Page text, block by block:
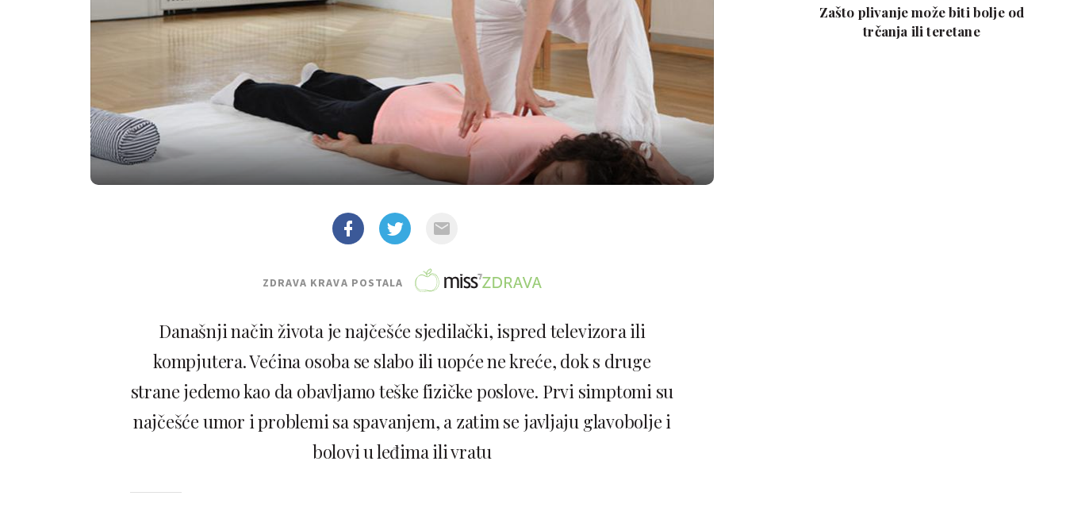
ZDRAVA KRAVA POSTALA
Današnji način života je najčešće sjedilački, ispred televizora ili
kompjutera. Većina osoba se slabo ili uopće ne kreće, dok s druge
strane jedemo kao da obavljamo teške fizičke poslove. Prvi simptomi su
najčešće umor i problemi sa spavanjem, a zatim se javljaju glavobolje i
bolovi u leđima ili vratu
Zašto plivanje može biti bolje od
trčanja ili teretane